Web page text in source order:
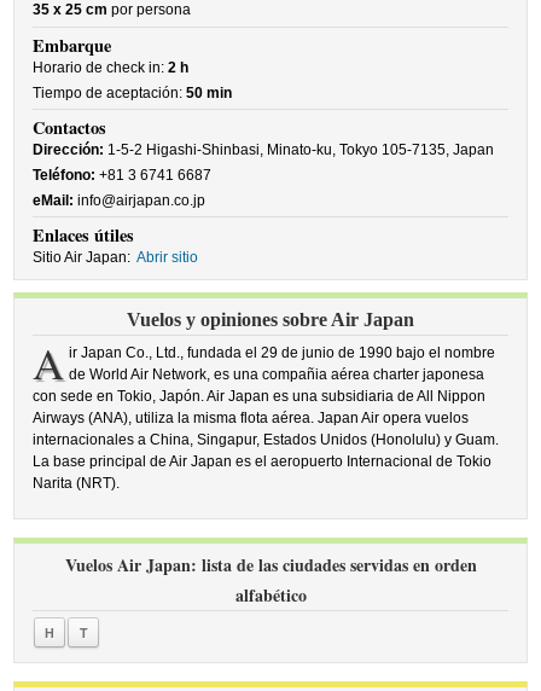
35 x 25 cm por persona
Embarque
Horario de check in:2 h
Tiempo de aceptación:50 min
Contactos
Dirección: 1-5-2 Higashi-Shinbasi, Minato-ku, Tokyo 105-7135, Japan
Teléfono: +81 3 6741 6687
eMail: info@airjapan.co.jp
Enlaces útiles
Sitio Air Japan: Abrir sitio
Vuelos y opiniones sobre Air Japan
A ir Japan Co., Ltd., fundada el 29 de junio de 1990 bajo el nombre
de World Air Network, es una compañia aérea charter japonesa
con sede en Tokio, Japón. Air Japan es una subsidiaria de All Nippon
Airways (ANA), utiliza la misma flota aérea. Japan Air opera vuelos
internacionales a China, Singapur, Estados Unidos (Honolulu) y Guam.
La base principal de Air Japan es el aeropuerto Internacional de Tokio
Narita (NRT).
Vuelos Air Japan: lista de las ciudades servidas en orden
alfabético
H T